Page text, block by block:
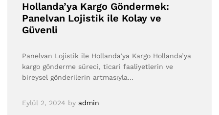
Hollanda’ya Kargo Göndermek:
Panelvan Lojistik ile Kolay ve
Güvenli
Panelvan Lojistik ile Hollanda’ya Kargo Hollanda’ya
kargo gönderme süreci, ticari faaliyetlerin ve
bireysel gönderilerin artmasıyla…
Eylül 2, 2024 by admin